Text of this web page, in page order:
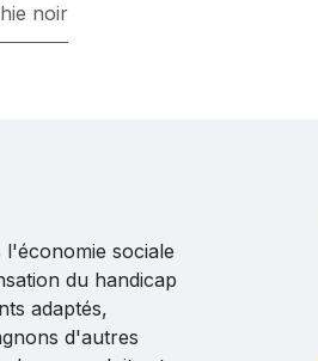
noir
l'économie sociale
du handicap
adaptés,
d'autres